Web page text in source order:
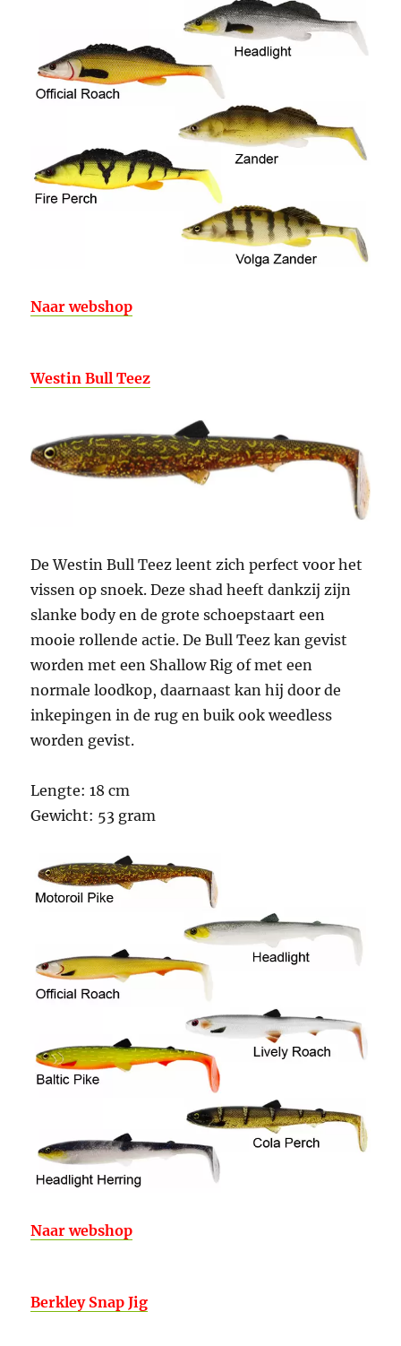
Naar webshop
Westin Bull Teez
De Westin Bull Teez leent zich perfect voor het
vissen op snoek. Deze shad heeft dankzij zijn
slanke body en de grote schoepstaart een
mooie rollende actie. De Bull Teez kan gevist
worden met een Shallow Rig of met een
normale loodkop, daarnaast kan hij door de
inkepingen in de rug en buik ook weedless
worden gevist.
Lengte: 18 cm
Gewicht: 53 gram
Naar webshop
Berkley Snap Jig